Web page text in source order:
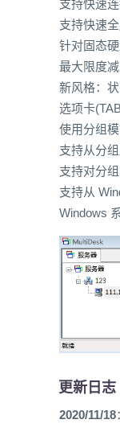
支持快速
支持快速
针对固态
最大限度
新风格：
选项卡
使用分组
支持从分
支持对分
支持从
Windows
更新日志
2020/11/18